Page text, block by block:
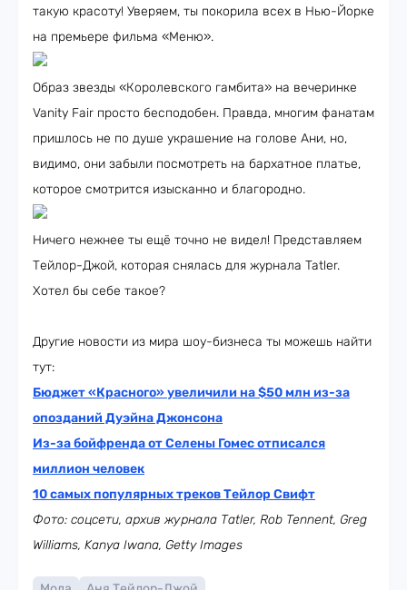
такую красоту! Уверяем, ты покорила всех в Нью-Йорке
на премьере фильма «Меню».
Образ звезды «Королевского гамбита» на вечеринке
Vanity Fair просто бесподобен. Правда, многим фанатам
пришлось не по душе украшение на голове Ани, но,
видимо, они забыли посмотреть на бархатное платье,
которое смотрится изысканно и благородно.
Ничего нежнее ты ещё точно не видел! Представляем
Тейлор-Джой, которая снялась для журнала Tatler.
Хотел бы себе такое?
Другие новости из мира шоу-бизнеса ты можешь найти
тут:
Бюджет «Красного» увеличили на $50 млн из-за
опозданий Дуэйна Джонсона
Из-за бойфренда от Селены Гомес отписался
миллион человек
10 самых популярных треков Тейлор Свифт
Фото: соцсети, архив журнала Tatler, Rob Tennent, Greg
Williams, Kanya Iwana, Getty Images